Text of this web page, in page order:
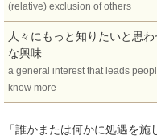
(relative) exclusion of others
人々にもっと知りたいと思
な興味
a general interest that leads
know more
「誰かまたは何かに処遇を